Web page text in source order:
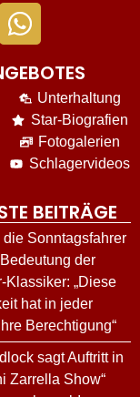
Unterhaltung
Star-Biografien
Fotogalerien
Schlagervideos
BEITRÄGE
Sonntagsfahrer
der
Klassiker: „Diese
hat in jeder
Berechtigung“
sagt Auftritt in
Zarrella Show“